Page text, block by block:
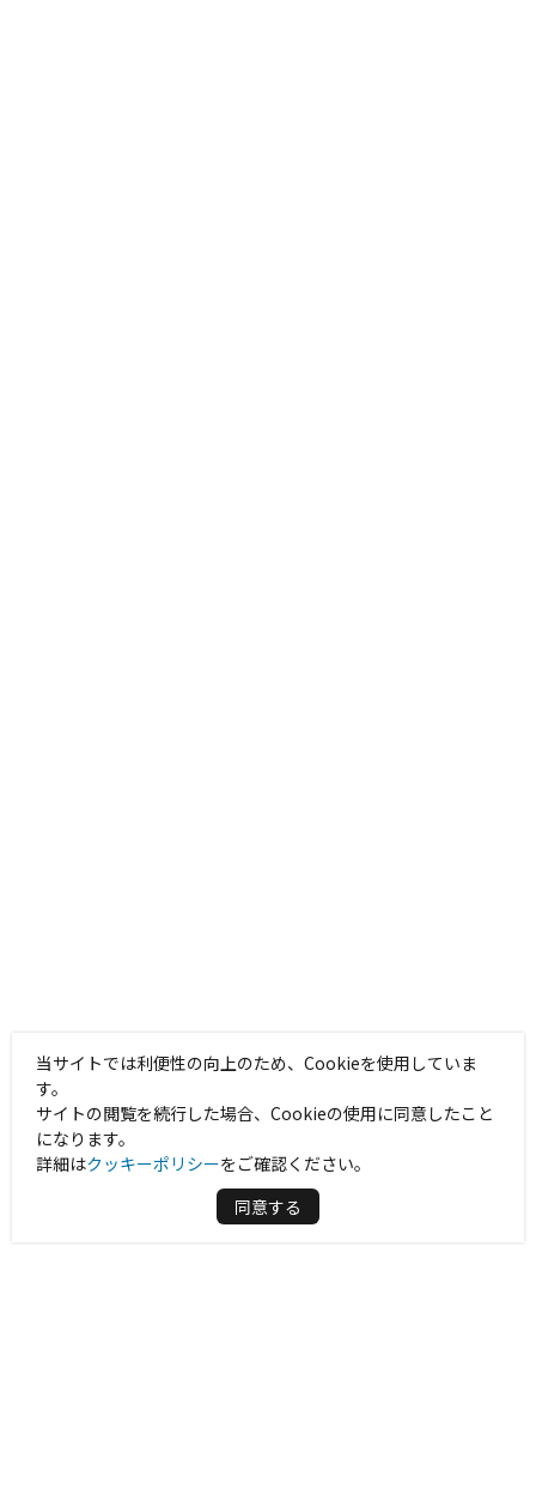
当サイトでは利便性の向上のため、Cookieを使用していま
す。
サイトの閲覧を続行した場合、Cookieの使用に同意したこと
になります。
詳細はクッキーポリシーをご確認ください。
同意する